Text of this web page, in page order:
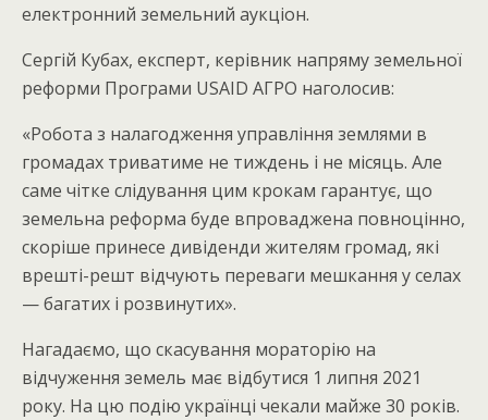
електронний земельний аукціон.
Сергій Кубах, експерт, керівник напряму земельної
реформи Програми USAID АГРО наголосив:
«Робота з налагодження управління землями в
громадах триватиме не тиждень і не місяць. Але
саме чітке слідування цим крокам гарантує, що
земельна реформа буде впроваджена повноцінно,
скоріше принесе дивіденди жителям громад, які
врешті-решт відчують переваги мешкання у селах
— багатих і розвинутих».
Нагадаємо, що скасування мораторію на
відчуження земель має відбутися 1 липня 2021
року. На цю подію українці чекали майже 30 років.